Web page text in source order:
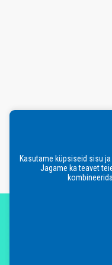
Kasutame küpsiseid sisu
Jagame ka teavet